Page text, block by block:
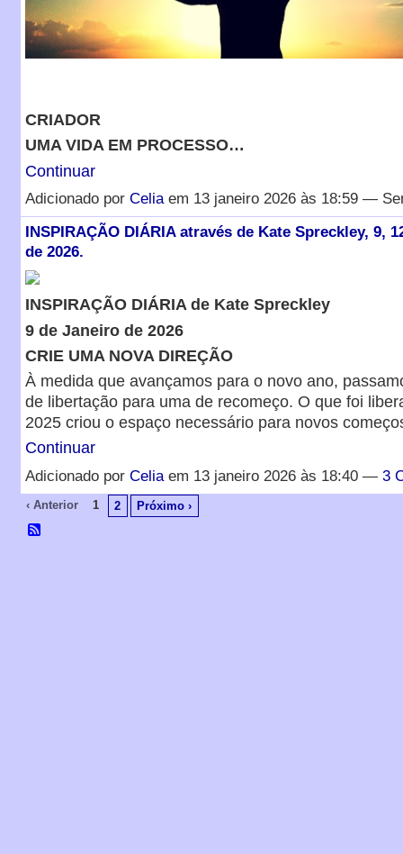
CRIADOR
UMA VIDA EM PROCESSO…
Continuar
Adicionado por Celiaem 13 janeiro 2026 às 18:59 —
INSPIRAÇÃO DIÁRIA através de Kate Spreckley, 9,
de 2026.
INSPIRAÇÃO DIÁRIA de Kate Spreckley
9 de Janeiro de 2026
CRIE UMA NOVA DIREÇÃO
À medida que avançamos para o novo ano,
de libertação para uma de recomeço. O que foi
2025 criou o espaço necessário para novos
Continuar
Adicionado por Celiaem 13 janeiro 2026 às 18:40 — 3
‹ Anterior 1 2 Próximo ›